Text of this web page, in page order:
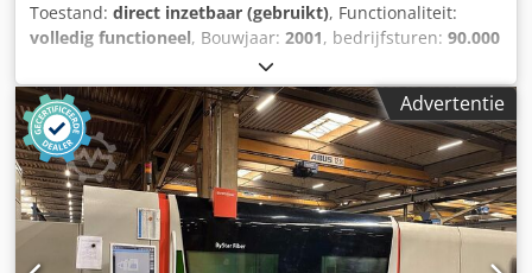
Toestand: direct inzetbaar (gebruikt), Functionaliteit:
volledig functioneel, Bouwjaar: 2001, bedrijfsturen: 90.000
, plaatdikte (max.):
lengte:3.000 mm, tafelbreedte:1.500 mm, vermogen:4
kW (5,44 pk) , Wij bieden deze direct inzetbare Bystronic
Bystar 3015 lasersnijmachine aan, bouwjaar 2001. Chjdoyt
H Tpepfx Agrea Fabrikant: Bystronic Model: Bystar 3015
Bouwjaar: 2001 De machine is in gebruik. Als u vragen
heeft of meer informatie wenst, stuur ons gerust een
bericht of neem telefonisch contact op.
Advertentie